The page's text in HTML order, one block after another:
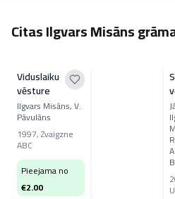
Citas Ilgvars Misāns
Viduslaiku
vēsture
Ilgvars Misāns, V.
Pāvulāns
1997,Zvaigzne
ABC
Pieejama no
€2.00